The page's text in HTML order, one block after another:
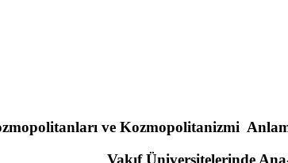
ve Kozmopolitanizmi
Vakıf Üniversitelerinde